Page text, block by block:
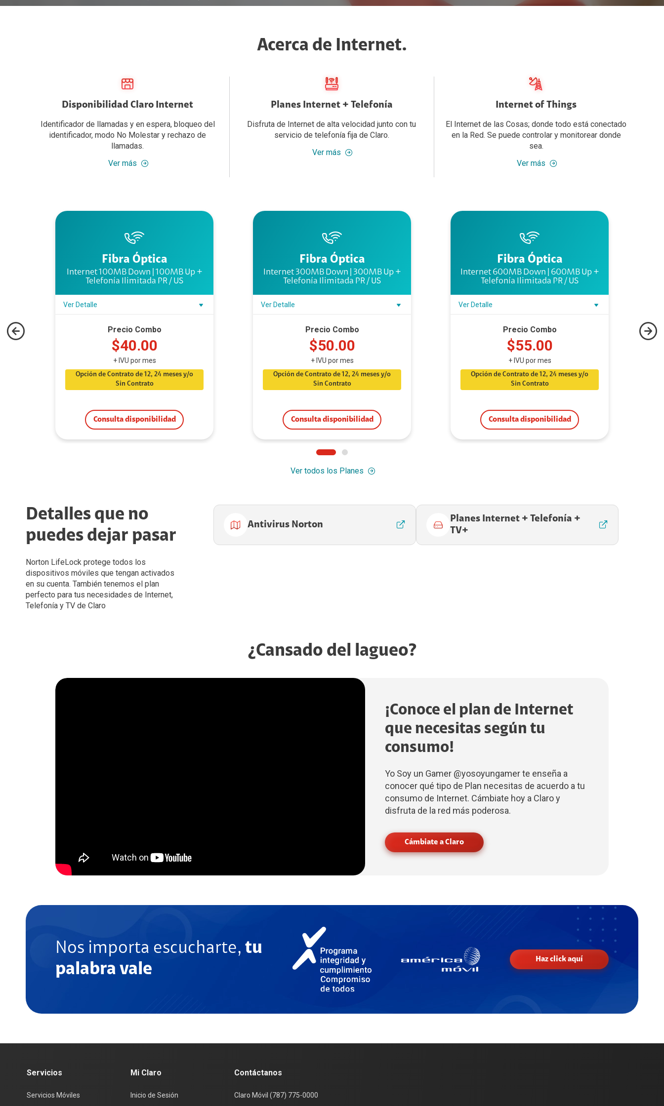
Internet de las Cosas
Preguntas Frecuentes Claro Full
Métodos de Pago
Promociones
Acerca de Internet.
Disponibilidad Claro Internet
Identificador de llamadas y en espera, bloqueo del
identificador, modo No Molestar y rechazo de
llamadas.
Ver más
Planes Internet + Telefonía
Disfruta de Internet de alta velocidad junto con tu
servicio de telefonía fija de Claro.
Ver más
Internet of Things
El Internet de las Cosas; donde todo está conectado
en la Red. Se puede controlar y monitorear donde
sea.
Ver más
Fibra Óptica
Internet 100MB Down | 100MB Up +
Telefonía Ilimitada PR / US
Ver Detalle
Precio Combo
$40.00
+ IVU por mes
Opción de Contrato de 12, 24 meses y/o
Sin Contrato
Consulta disponibilidad
Fibra Óptica
Internet 300MB Down | 300MB Up +
Telefonía Ilimitada PR / US
Ver Detalle
Precio Combo
$50.00
+ IVU por mes
Opción de Contrato de 12, 24 meses y/o
Sin Contrato
Consulta disponibilidad
Fibra Óptica
Internet 600MB Down | 600MB Up +
Telefonía Ilimitada PR / US
Ver Detalle
Precio Combo
$55.00
+ IVU por mes
Opción de Contrato de 12, 24 meses y/o
Sin Contrato
Consulta disponibilidad
Ver todos los Planes
Detalles que no
puedes dejar pasar
Norton LifeLock protege todos los
dispositivos móviles que tengan activados
en su cuenta. También tenemos el plan
perfecto para tus necesidades de Internet,
Telefonía y TV de Claro
Antivirus Norton
Planes Internet + Telefonía +
TV+
¿Cansado del lagueo?
¡Conoce el plan de Internet
que necesitas según tu
consumo!
Yo Soy un Gamer @yosoyungamer te enseña a
conocer qué tipo de Plan necesitas de acuerdo a tu
consumo de Internet. Cámbiate hoy a Claro y
disfruta de la red más poderosa.
Cámbiate a Claro
Nos importa escucharte, tu
palabra vale
Haz click aquí
Servicios
Servicios Móviles
Mi Claro
Inicio de Sesión
Contáctanos
Claro Móvil (787) 775-0000